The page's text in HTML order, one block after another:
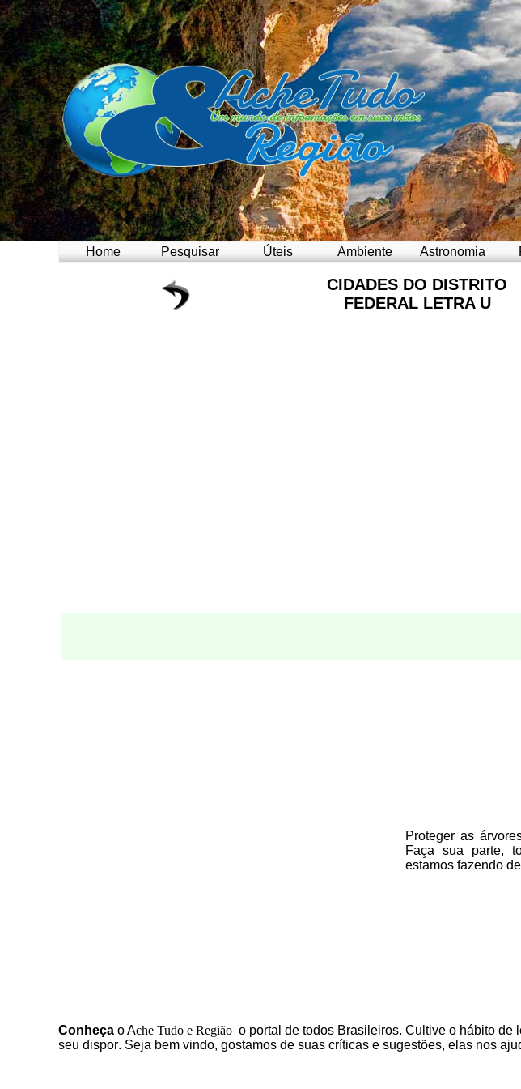
Home
Pesquisar Úteis Ambiente Astronomia
CIDADES DO DISTRITO
FEDERAL LETRA U
Proteger as
Faça sua parte,
estamos fazendo
Conheça oAche Tudo e Região o portal de todos Brasileiros. Cultive o hábito de
seu dispor. Seja bem vindo, gostamos de suas críticas e sugestões, elas nos